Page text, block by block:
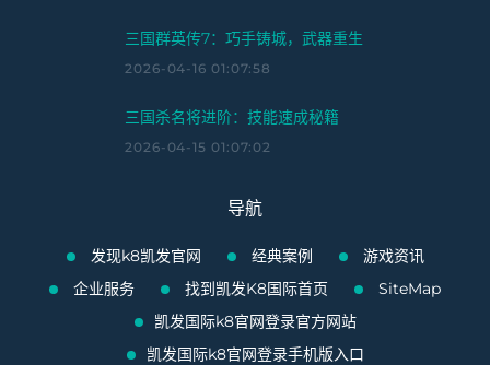
三国群英传7：巧手铸城，武器重生
2026-04-16 01:07:58
三国杀名将进阶：技能速成秘籍
2026-04-15 01:07:02
导航
发现k8凯发官网 经典案例
游戏资讯
企业服务
找到凯发K8国际首页
SiteMap
凯发国际k8官网登录官方网站
凯发国际k8官网登录手机版入口